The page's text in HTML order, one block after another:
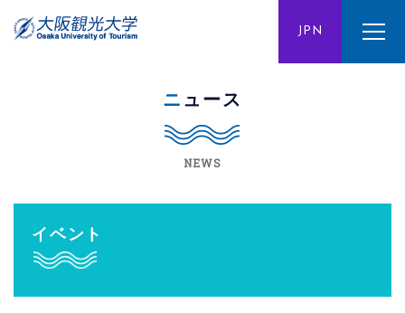
JPN
ENG CHN
ニュース
NEWS
イベント